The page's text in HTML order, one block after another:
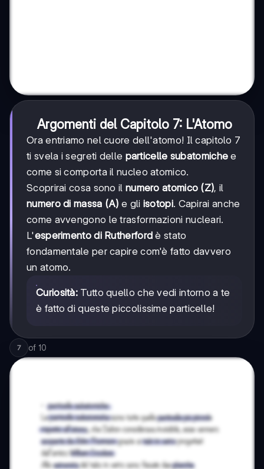
Argomenti del Capitolo 7: L'Atomo
Ora entriamo nel cuore dell'atomo! Il capitolo 7
ti svela i segreti delle particelle subatomiche e
come si comporta il nucleo atomico.
Scoprirai cosa sono il numero atomico (Z), il
numero di massa (A) e gli isotopi. Capirai anche
come avvengono le trasformazioni nucleari.
L'esperimento di Rutherford è stato
fondamentale per capire com'è fatto davvero
un atomo.
Curiosità: Tutto quello che vedi intorno a te
è fatto di queste piccolissime particelle!
7 of 10